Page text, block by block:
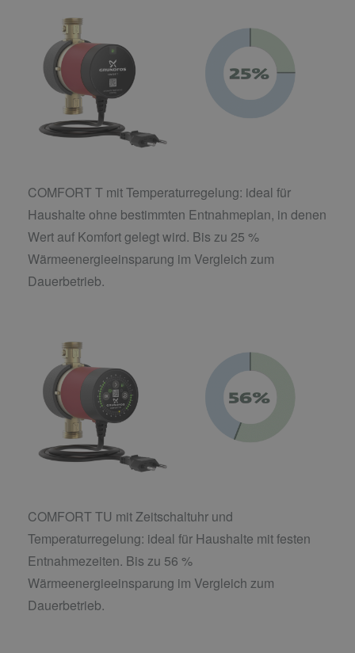
COMFORT T mit Temperaturregelung: ideal für
Haushalte ohne bestimmten Entnahmeplan, in denen
Wert auf Komfort gelegt wird. Bis zu 25 %
Wärmeenergieeinsparung im Vergleich zum
Dauerbetrieb.
COMFORT TU mit Zeitschaltuhr und
Temperaturregelung: ideal für Haushalte mit festen
Entnahmezeiten. Bis zu 56 %
Wärmeenergieeinsparung im Vergleich zum
Dauerbetrieb.